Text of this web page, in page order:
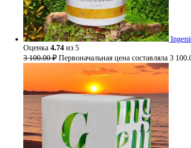
Оценка 4.74 из 5
3 100.00₽ Первоначальная цена составляла 3